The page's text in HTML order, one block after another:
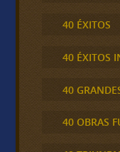
40 ÉXITOS
40 ÉXITOS
40
40 OBRAS